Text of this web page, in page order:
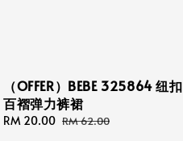
（OFFER）BEBE 325864 纽扣
百褶弹力裤裙
Sale
RM 20.00 Regular
RM 62.00